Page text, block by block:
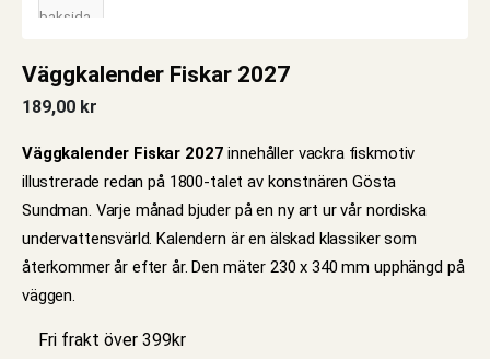
Väggkalender Fiskar 2027
189,00 kr
Väggkalender Fiskar 2027 innehåller vackra fiskmotiv
illustrerade redan på 1800-talet av konstnären Gösta
Sundman. Varje månad bjuder på en ny art ur vår nordiska
undervattensvärld. Kalendern är en älskad klassiker som
återkommer år efter år. Den mäter 230 x 340 mm upphängd på
väggen.
Fri frakt över 399kr